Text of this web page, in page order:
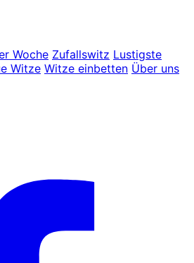
Woche Zufallswitz Lustigste
Witze Witze einbetten Über uns